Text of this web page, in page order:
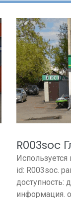
R003soc
Используется
id: R003soc.
доступность:
информация.